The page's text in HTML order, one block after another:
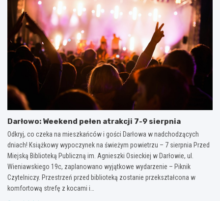
Darłowo: Weekend pełen atrakcji 7-9 sierpnia
Odkryj, co czeka na mieszkańców i gości Darłowa w nadchodzących
dniach! Książkowy wypoczynek na świeżym powietrzu – 7 sierpnia Przed
Miejską Biblioteką Publiczną im. Agnieszki Osieckiej w Darłowie, ul.
Wieniawskiego 19c, zaplanowano wyjątkowe wydarzenie – Piknik
Czytelniczy. Przestrzeń przed biblioteką zostanie przekształcona w
komfortową strefę z kocami i…